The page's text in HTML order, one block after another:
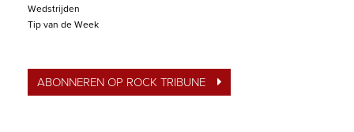
Wedstrijden
Tip van de Week
ABONNEREN OP ROCK TRIBUNE